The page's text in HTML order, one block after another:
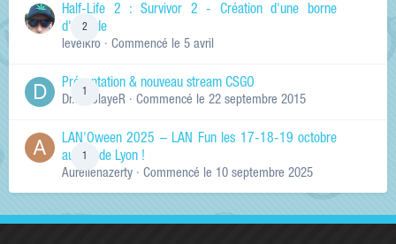
2
Half-Life 2 : Survivor 2 - Création d'une borne
d'arcade
levelkro · Commencé le 5 avril
1
Présentation & nouveau stream CSGO
Dr.KinSlayeR · Commencé le 22 septembre 2015
1
LAN'Oween 2025 – LAN Fun les 17-18-19 octobre
au sud de Lyon !
Aurelienazerty · Commencé le 10 septembre 2025